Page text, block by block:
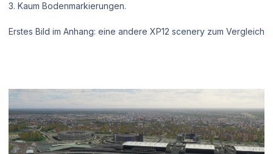
3. Kaum Bodenmarkierungen.
Erstes Bild im Anhang: eine andere XP12 scenery zum Vergleich